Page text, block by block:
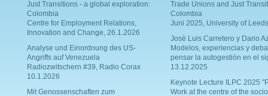
Just Transitions - a global exploration:
Colombia
Centre for Employment Relations,
Innovation and Change, 26.1.2026
Analyse und Einordnung des US-
Angriffs auf Venezuela
Radiozwitschern #39, Radio Corax
10.1.2026
Mit Genossenschaften zum
Trade Unions and Just
Colombia
Juni 2025, University of Leeds
Josè Luis Carretero y Dario
Modelos, experiencias y
pensar la autogestión en el
13.12.2025
Keynote Lecture ILPC 2025
Work at the centre of the